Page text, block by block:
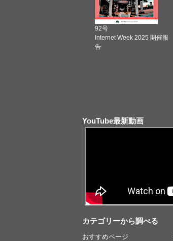
92号
Internet Week 2025 開催報
告
YouTube最新動画
カテゴリーから調べる
おすすめページ